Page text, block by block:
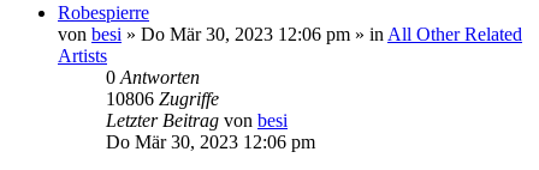
Robespierre
von besi » Do Mär 30, 2023 12:06 pm » in All Other Related
Artists
0 Antworten
10806 Zugriffe
Letzter Beitrag von besi
Do Mär 30, 2023 12:06 pm